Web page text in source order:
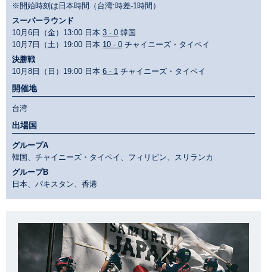
※開始時刻は日本時間（台湾:時差-1時間）
スーパーラウンド
10月6日（金）13:00 日本 3 - 0 韓国
10月7日（土）19:00 日本 10 - 0 チャイニーズ・タイペイ
決勝戦
10月8日（日）19:00 日本 6 - 1 チャイニーズ・タイペイ
開催地
台湾
出場国
グループA
韓国、チャイニーズ・タイペイ、フィリピン、スリランカ
グループB
日本、パキスタン、香港